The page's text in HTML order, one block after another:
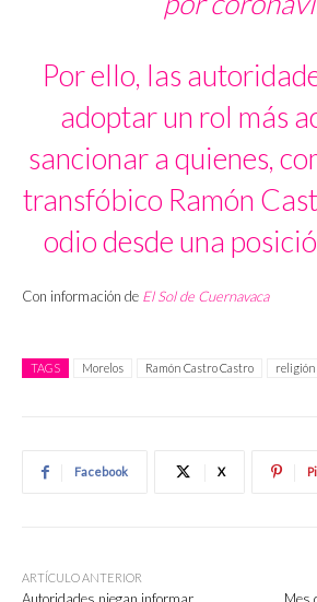
Por ello, las
adoptar un rol más
sancionar a quienes,
transfóbico Ramón
odio desde una
Con información de El Sol de Cuernavaca
TAGS Morelos Ramón Castro Castro religión
Facebook X
ARTÍCULO ANTERIOR